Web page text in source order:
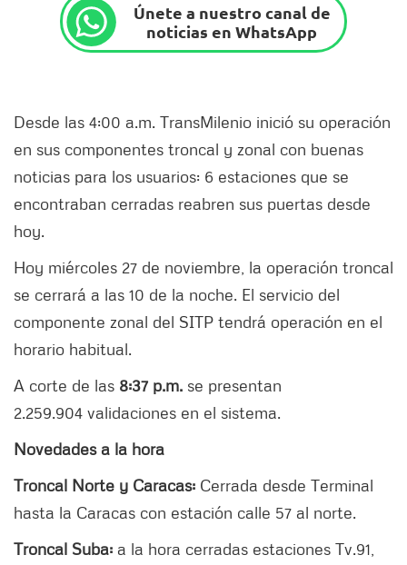
Únete a nuestro canal de
noticias en WhatsApp
Desde las 4:00 a.m. TransMilenio inició su operación
en sus componentes troncal y zonal con buenas
noticias para los usuarios: 6 estaciones que se
encontraban cerradas reabren sus puertas desde
hoy.
Hoy miércoles 27 de noviembre, la operación troncal
se cerrará a las 10 de la noche. El servicio del
componente zonal del SITP tendrá operación en el
horario habitual.
A corte de las 8:37 p.m. se presentan
2.259.904 validaciones en el sistema.
Novedades a la hora
Troncal Norte y Caracas: Cerrada desde Terminal
hasta la Caracas con estación calle 57 al norte.
Troncal Suba: a la hora cerradas estaciones Tv.91,